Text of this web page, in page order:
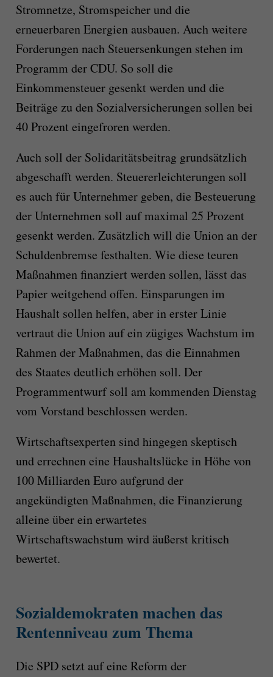
Stromnetze, Stromspeicher und die
erneuerbaren Energien ausbauen. Auch weitere
Forderungen nach Steuersenkungen stehen im
Programm der CDU. So soll die
Einkommensteuer gesenkt werden und die
Beiträge zu den Sozialversicherungen sollen bei
40 Prozent eingefroren werden.
Auch soll der Solidaritätsbeitrag grundsätzlich
abgeschafft werden. Steuererleichterungen soll
es auch für Unternehmer geben, die Besteuerung
der Unternehmen soll auf maximal 25 Prozent
gesenkt werden. Zusätzlich will die Union an der
Schuldenbremse festhalten. Wie diese teuren
Maßnahmen finanziert werden sollen, lässt das
Papier weitgehend offen. Einsparungen im
Haushalt sollen helfen, aber in erster Linie
vertraut die Union auf ein zügiges Wachstum im
Rahmen der Maßnahmen, das die Einnahmen
des Staates deutlich erhöhen soll. Der
Programmentwurf soll am kommenden Dienstag
vom Vorstand beschlossen werden.
Wirtschaftsexperten sind hingegen skeptisch
und errechnen eine Haushaltslücke in Höhe von
100 Milliarden Euro aufgrund der
angekündigten Maßnahmen, die Finanzierung
alleine über ein erwartetes
Wirtschaftswachstum wird äußerst kritisch
bewertet.
Sozialdemokraten machen das
Rentenniveau zum Thema
Die SPD setzt auf eine Reform der